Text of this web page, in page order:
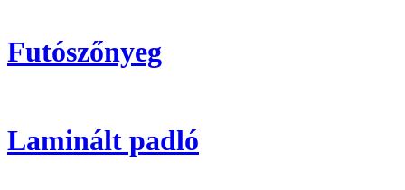
Futószőnyeg
Laminált padló